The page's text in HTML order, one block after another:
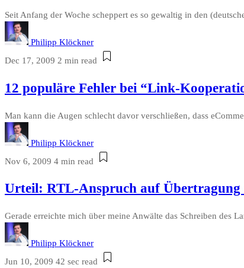
Seit Anfang der Woche scheppert es so gewaltig in den
Philipp Klöckner
Dec 17, 2009 2 min read
12 populäre Fehler bei “Link-
Man kann die Augen schlecht davor verschließen, dass
Philipp Klöckner
Nov 6, 2009 4 min read
Urteil: RTL-Anspruch auf Übertragung
Gerade erreichte mich über meine Anwälte das Schreiben des
Philipp Klöckner
Jun 10, 2009 42 sec read